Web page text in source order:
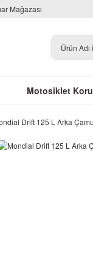
Mağazası
Motosiklet
Drift 125 L Arka